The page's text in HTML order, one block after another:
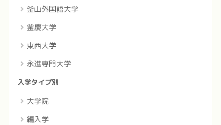
釜山外国語大学
釜慶大学
東西大学
永進専門大学
入学タイプ別
大学院
編入学